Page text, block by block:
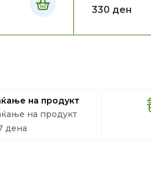
330 ден
на продукт
на продукт
дена